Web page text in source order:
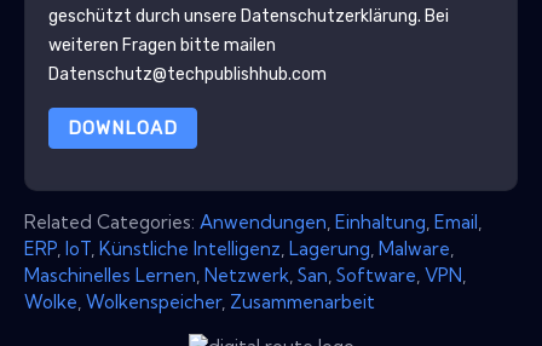
geschützt durch unsere Datenschutzerklärung. Bei
weiteren Fragen bitte mailen
Datenschutz@techpublishhub.com
DOWNLOAD
Related Categories: Anwendungen Einhaltung Email
ERP IoT Künstliche Intelligenz Lagerung Malware
Maschinelles Lernen Netzwerk San Software VPN
Wolke Wolkenspeicher, Zusammenarbeit